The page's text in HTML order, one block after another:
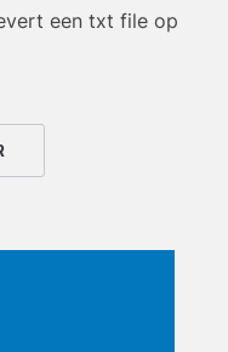
een txt file op